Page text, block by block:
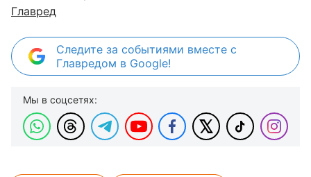
Главред
Следите за событиями вместе с
Главредом в Google!
Мы в соцсетях: